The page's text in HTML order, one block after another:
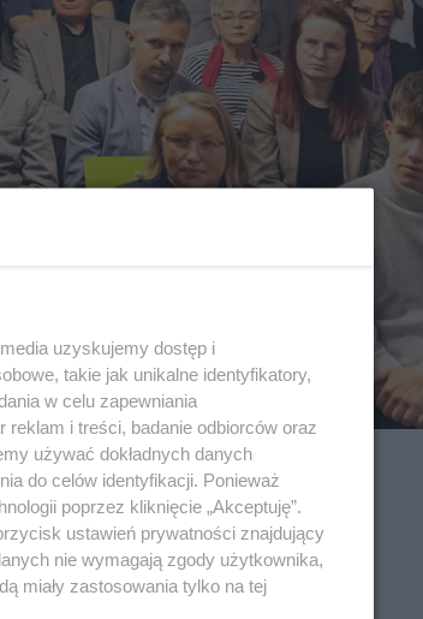
uzyskujemy dostęp i
takie jak unikalne identyfikatory,
w celu zapewniania
i treści, badanie odbiorców oraz
używać dokładnych danych
do celów identyfikacji. Ponieważ
poprzez kliknięcie „Akceptuję”.
ustawień prywatności znajdujący
nie wymagają zgody użytkownika,
miały zastosowania tylko na tej